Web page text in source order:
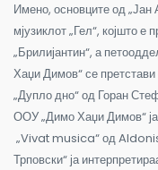
Имено, основците од „Јан
мјузиклот „Гел“, којшто
„Брилијантин“, а
Хаџи Димов“ се
„Дупло дно“ од Горан
ООУ „Димо Хаџи Димов“ ја
„Vivat musica“ од
Трповски“ ја